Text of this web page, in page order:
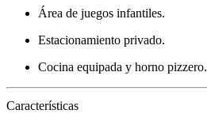
Área de juegos infantiles.
Estacionamiento privado.
Cocina equipada y horno pizzero.
Características